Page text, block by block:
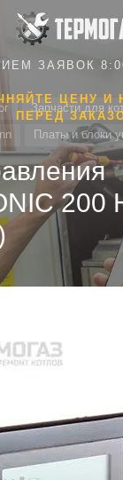
ЗАЯВОК
ЦЕНУ И
ПЕРЕД
Запчасти для
Платы и блоки
200